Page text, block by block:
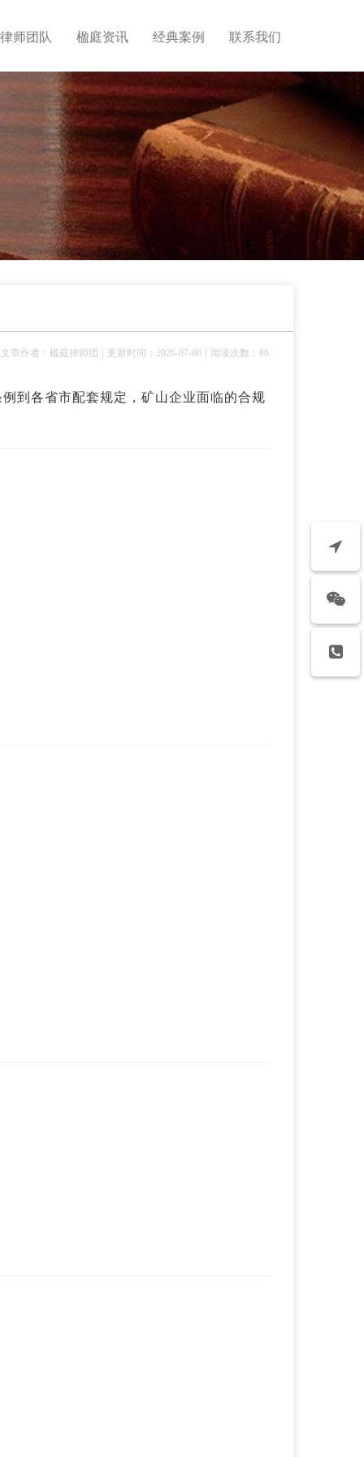
律师团队 楹庭资讯 经典案例 联系我们
文章作者：楹庭律师团 更新时间：2026-07-06 阅读次数：86
到各省市配套规定，矿山企业面临的合规